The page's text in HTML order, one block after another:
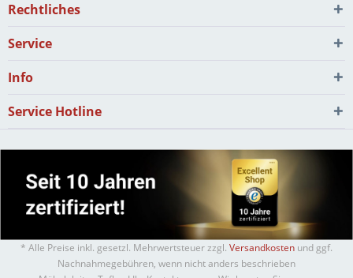
Rechtliches
Service
Info
Service Hotline
* Alle Preise inkl. gesetzl. Mehrwertsteuer zzgl. Versandkosten und ggf.
Nachnahmegebühren, wenn nicht anders beschrieben